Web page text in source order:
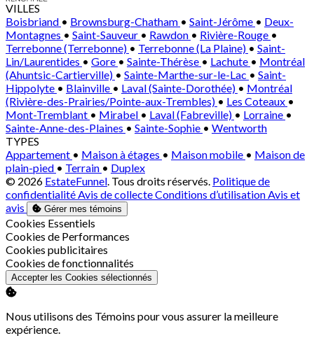
VILLES
Boisbriand • Brownsburg-Chatham • Saint-Jérôme • Deux-
Montagnes • Saint-Sauveur • Rawdon • Rivière-Rouge •
Terrebonne (Terrebonne) • Terrebonne (La Plaine) • Saint-
Lin/Laurentides • Gore • Sainte-Thérèse • Lachute • Montréal
(Ahuntsic-Cartierville) • Sainte-Marthe-sur-le-Lac • Saint-
Hippolyte • Blainville • Laval (Sainte-Dorothée) • Montréal
(Rivière-des-Prairies/Pointe-aux-Trembles) • Les Coteaux •
Mont-Tremblant • Mirabel • Laval (Fabreville) • Lorraine •
Sainte-Anne-des-Plaines • Sainte-Sophie • Wentworth
TYPES
Appartement • Maison à étages • Maison mobile • Maison de
plain-pied • Terrain • Duplex
© 2026 EstateFunnel . Tous droits réservés. Politique de
confidentialité Avis de collecteConditions d’utilisation Avis et
avis
Gérer mes témoins
Activer
Cookies Essentiels
Activer
Cookies de Performances
Activer
Cookies publicitaires
Activer
Cookies de fonctionnalités
Accepter les Cookies sélectionnés
Nous utilisons des Témoins pour vous assurer la meilleure
expérience.